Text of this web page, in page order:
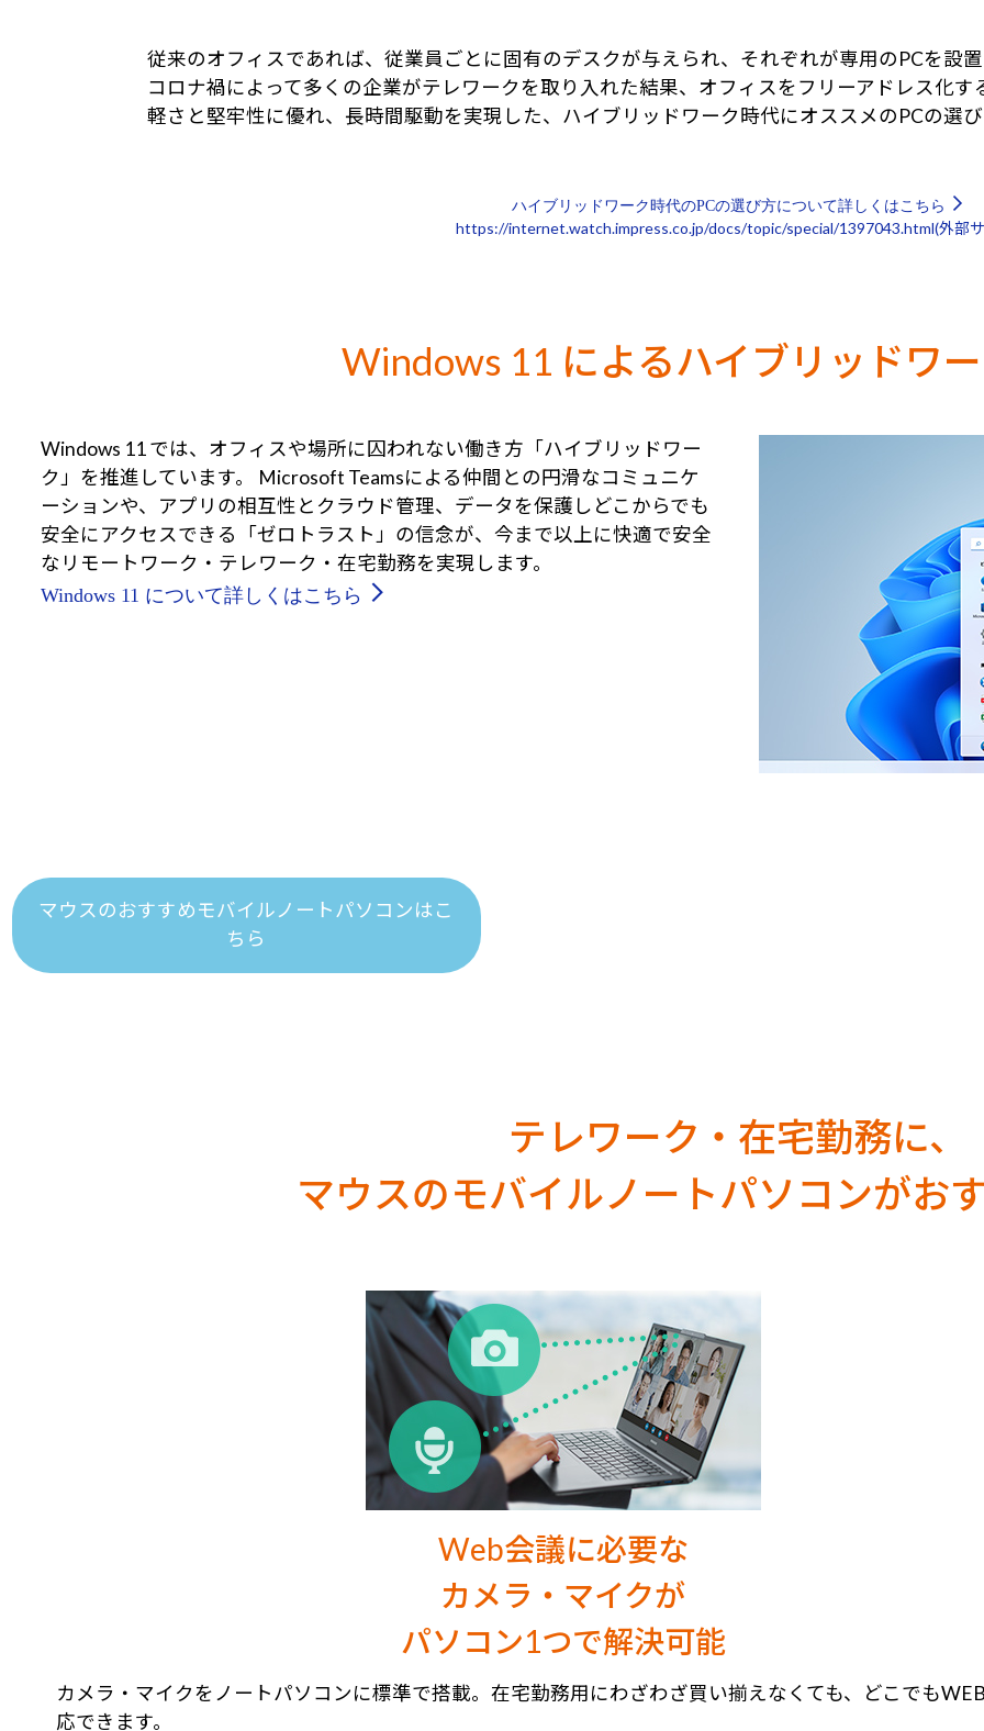
従来のオフィスであれば、従業員ごとに固有のデスクが与えられ、それぞれが専用のPCを設
コロナ禍によって多くの企業がテレワークを取り入れた結果、オフィスをフリーアドレス化
軽さと堅牢性に優れ、長時間駆動を実現した、ハイブリッドワーク時代にオススメのPCの選
ハイブリッドワーク時代のPCの選び方について詳しくはこちら
https://internet.watch.impress.co.jp/docs/topic/special/1397043.html(外部
Windows 11 によるハイブリッドワ
Windows 11 では、オフィスや場所に囚われない働き方「ハイブリッドワー
ク」を推進しています。 Microsoft Teamsによる仲間との円滑なコミュニケ
ーションや、アプリの相互性とクラウド管理、データを保護しどこからでも
安全にアクセスできる「ゼロトラスト」の信念が、今まで以上に快適で安全
なリモートワーク・テレワーク・在宅勤務を実現します。
Windows 11 について詳しくはこちら
マウスのおすすめモバイルノートパソコンはこ
ちら
テレワーク・在宅勤務に、
マウスのモバイルノートパソコンがお
Web会議に必要な
カメラ・マイクが
パソコン1つで解決可能
カメラ・マイクをノートパソコンに標準で搭載。在宅勤務用にわざわざ買い揃えなくても、どこでも
応できます。